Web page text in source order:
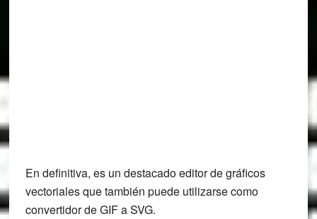
En definitiva, es un destacado editor de gráficos
vectoriales que también puede utilizarse como
convertidor de GIF a SVG.